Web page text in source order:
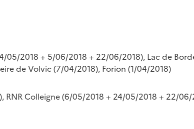
05/2018 + 5/06/2018 + 22/06/2018), Lac de
de Volvic (7/04/2018), Forion (1/04/2018)
Colleigne (6/05/2018 + 24/05/2018 + 22/